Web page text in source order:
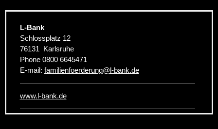
L-Bank
Schlossplatz 12
76131 Karlsruhe
Phone 0800 6645471
E-mail: familienfoerderung@l-bank.de
www.l-bank.de